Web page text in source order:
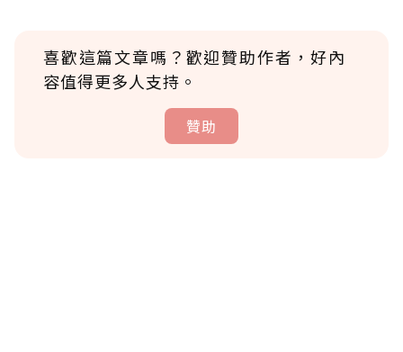
喜歡這篇文章嗎？歡迎贊助作者，好內
容值得更多人支持。
贊助